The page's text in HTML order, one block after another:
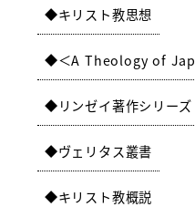
キリスト教思想
＜A Theology of
リンゼイ著作シリーズ
ヴェリタス叢書
キリスト教概説